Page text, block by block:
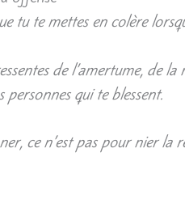
tu te mettes en colère
de l’amertume, de
personnes qui te blessent.
ce n’est pas pour nier la